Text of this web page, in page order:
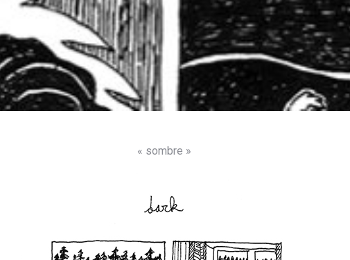
« sombre »